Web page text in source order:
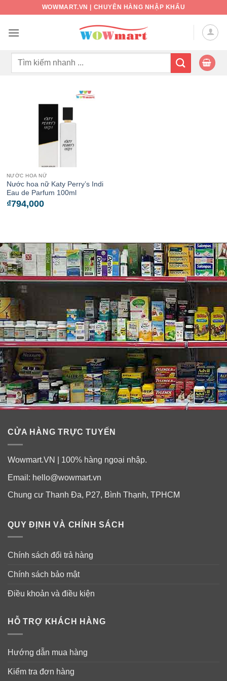
nội
WOWMART.VN | CHUYÊN HÀNG NHẬP KHẨU
Tìm
NƯỚC HOA NỮ
Nước hoa nữ Katy Perry’s Indi
Eau de Parfum 100ml
₫794,000
CỬA HÀNG TRỰC TUYẾN
Wowmart.VN | 100% hàng ngoại nhập.
Email: hello@wowmart.vn
Chung cư Thanh Đa, P27, Bình Thạnh, TPHCM
QUY ĐỊNH VÀ CHÍNH SÁCH
Chính sách đổi trả hàng
Chính sách bảo mật
Điều khoản và điều kiện
HỖ TRỢ KHÁCH HÀNG
Hướng dẫn mua hàng
Kiểm tra đơn hàng